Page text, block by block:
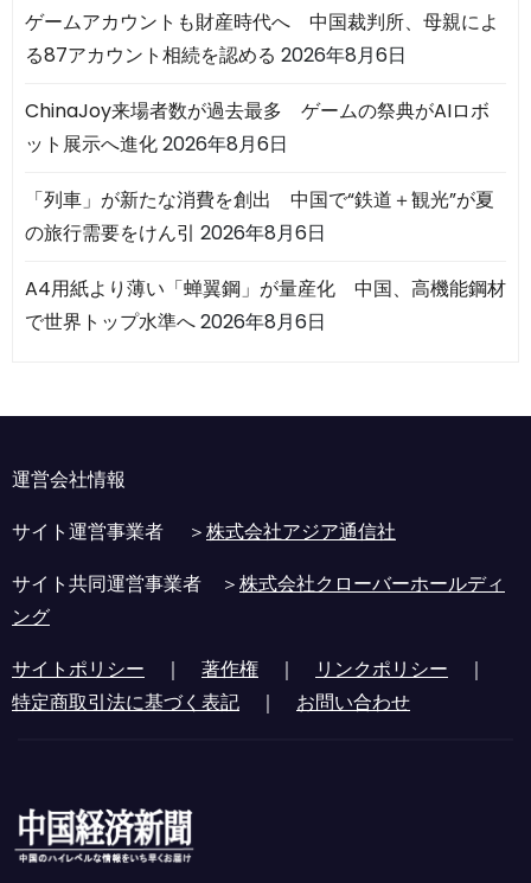
ゲームアカウントも財産時代へ 中国裁判所、母親によ
る87アカウント相続を認める 2026年8月6日
ChinaJoy来場者数が過去最多 ゲームの祭典がAIロボ
ット展示へ進化2026年8月6日
「列車」が新たな消費を創出 中国で“鉄道＋観光”が夏
の旅行需要をけん引 2026年8月6日
A4用紙より薄い「蝉翼鋼」が量産化 中国、高機能鋼材
で世界トップ水準へ2026年8月6日
運営会社情報
サイト運営事業者 ＞株式会社アジア通信社
サイト共同運営事業者 ＞株式会社クローバーホールディ
ング
サイトポリシー ｜ 著作権 ｜ リンクポリシー ｜
特定商取引法に基づく表記 ｜ お問い合わせ